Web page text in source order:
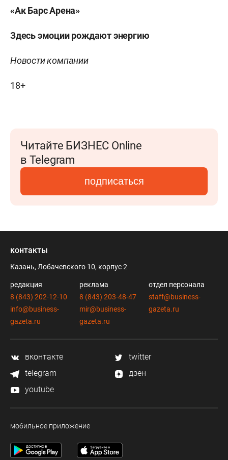
«Ак Барс Арена»
Здесь эмоции рождают энергию
Новости компании
18+
Читайте БИЗНЕС Online
в Telegram
подписаться
контакты
Казань, Лобачевского 10, корпус 2
редакция
8 (843) 202-12-10
info@business-
gazeta.ru
реклама
8 (843) 203-48-47
mir@business-
gazeta.ru
отдел персонала
staff@business-
gazeta.ru
вконтакте
twitter
telegram
дзен
youtube
мобильное приложение